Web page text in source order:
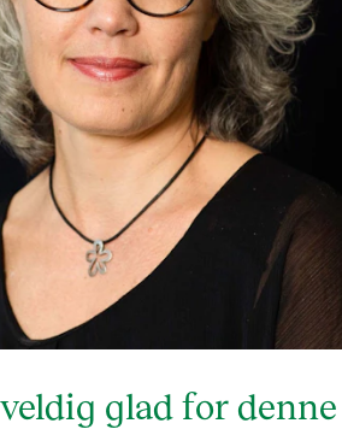
glad for denne